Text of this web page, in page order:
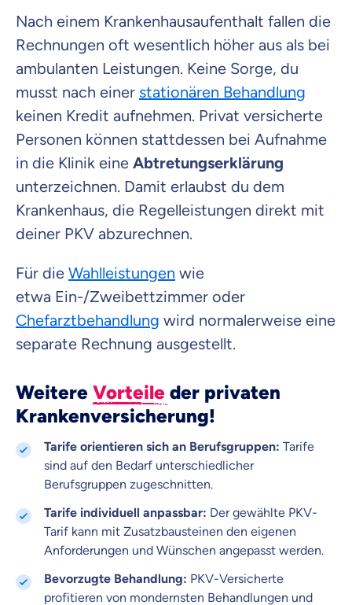
Nach einem Krankenhausaufenthalt fallen die
Rechnungen oft wesentlich höher aus als bei
ambulanten Leistungen. Keine Sorge, du
musst nach einer stationären Behandlung
keinen Kredit aufnehmen. Privat versicherte
Personen können stattdessen bei Aufnahme
in die Klinik eine Abtretungserklärung
unterzeichnen. Damit erlaubst du dem
Krankenhaus, die Regelleistungen direkt mit
deiner PKV abzurechnen.
Für die Wahlleistungen wie
etwa Ein-/Zweibettzimmer oder
Chefarztbehandlung wird normalerweise eine
separate Rechnung ausgestellt.
Weitere Vorteile der privaten
Krankenversicherung!
Tarife orientieren sich an Berufsgruppen: Tarife
sind auf den Bedarf unterschiedlicher
Berufsgruppen zugeschnitten.
Tarife individuell anpassbar: Der gewählte PKV-
Tarif kann mit Zusatzbausteinen den eigenen
Anforderungen und Wünschen angepasst werden.
Bevorzugte Behandlung: PKV-Versicherte
profitieren von mondernsten Behandlungen und